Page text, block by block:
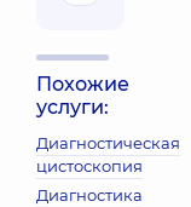
Похожие
услуги:
Диагностическая
цистоскопия
Диагностика